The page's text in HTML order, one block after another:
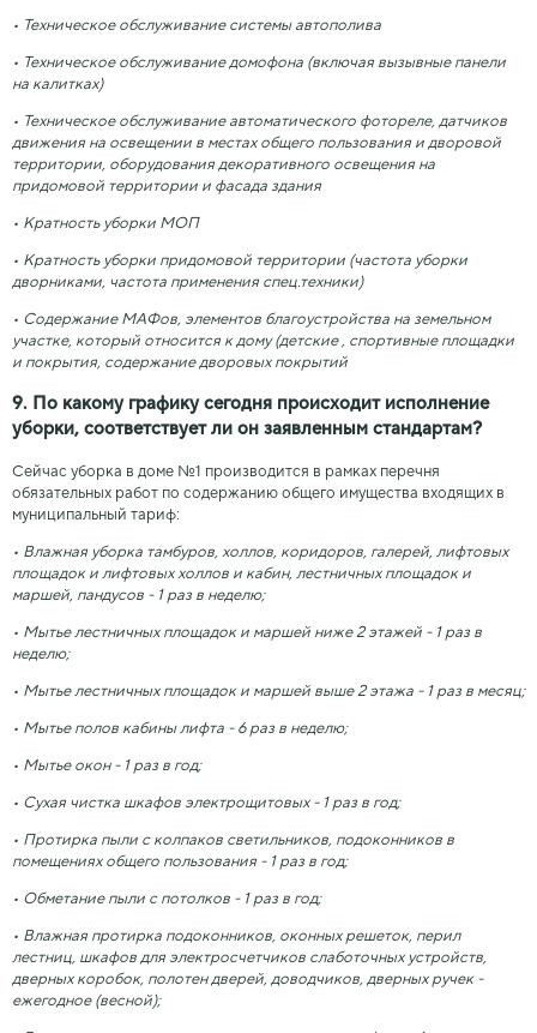
• Техническое обслуживание системы автополива
• Техническое обслуживание домофона (включая вызывные панели
на калитках)
• Техническое обслуживание автоматического фотореле, датчиков
движения на освещении в местах общего пользования и дворовой
территории, оборудования декоративного освещения на
придомовой территории и фасада здания
• Кратность уборки МОП
• Кратность уборки придомовой территории (частота уборки
дворниками, частота применения спец.техники)
• Содержание МАФов, элементов благоустройства на земельном
участке, который относится к дому (детские , спортивные площадки
и покрытия, содержание дворовых покрытий
9. По какому графику сегодня происходит исполнение
уборки, соответствует ли он заявленным стандартам?
Сейчас уборка в доме №1 производится в рамках перечня
обязательных работ по содержанию общего имущества входящих в
муниципальный тариф:
• Влажная уборка тамбуров, холлов, коридоров, галерей, лифтовых
площадок и лифтовых холлов и кабин, лестничных площадок и
маршей, пандусов - 1 раз в неделю;
• Мытье лестничных площадок и маршей ниже 2 этажей - 1 раз в
неделю;
• Мытье лестничных площадок и маршей выше 2 этажа - 1 раз в месяц;
• Мытье полов кабины лифта - 6 раз в неделю;
• Мытье окон - 1 раз в год;
• Сухая чистка шкафов электрощитовых - 1 раз в год;
• Протирка пыли с колпаков светильников, подоконников в
помещениях общего пользования - 1 раз в год;
• Обметание пыли с потолков - 1 раз в год;
• Влажная протирка подоконников, оконных решеток, перил
лестниц, шкафов для электросчетчиков слаботочных устройств,
дверных коробок, полотен дверей, доводчиков, дверных ручек -
ежегодное (весной);